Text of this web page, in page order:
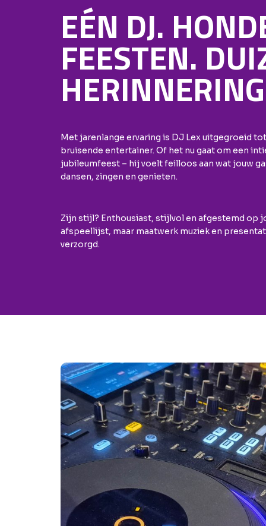
EÉN DJ.
FEESTEN.
Met jarenlange ervaring is DJ Lex uitgegroeid
bruisende entertainer. Of het nu gaat om een
jubileumfeest – hij voelt feilloos aan wat jouw
dansen, zingen en genieten.
Zijn stijl? Enthousiast, stijlvol en afgestemd op
afspeellijst, maar maatwerk muziek en
verzorgd.